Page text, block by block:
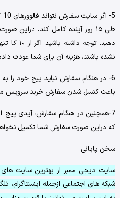
طی ۱۵ روز آینده کامل کند، دراین‌
نشده باشند، هزینه آن برای شما عودت
6- در هنگام سفارش نباید پیج خود را
باعث کنسل شدن سفارش خرید سرویس
7-همچنین در هنگام سفارش، آیدی پیج
که دراین‌ صورت سفارش شما تکمیل
سخن پایانی
سایت دیجی ممبر از بهترین سایت های
شبکه های اجتماعی ازجمله اینستاگرام،